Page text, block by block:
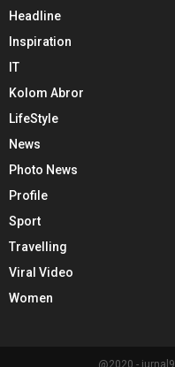
Headline
Inspiration
IT
Kolom Abror
LifeStyle
News
Photo News
Profile
Sport
Travelling
Viral Video
Women
@2020 -